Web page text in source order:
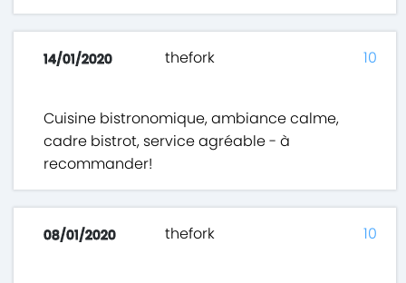
14/01/2020 thefork
Cuisine bistronomique, ambiance calme,
cadre bistrot, service agréable - à
recommander!
10
08/01/2020 thefork 10